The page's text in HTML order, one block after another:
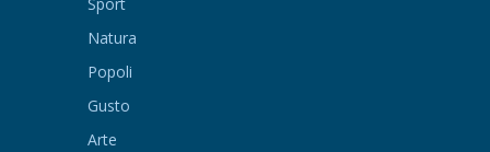
Natura
Popoli
Gusto
Arte